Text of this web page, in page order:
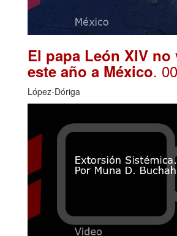
El papa León XIV no
este año a México.
López-Dóriga